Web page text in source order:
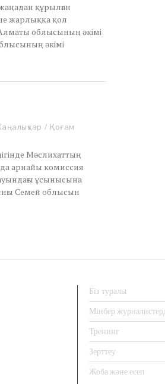
құрылған
жарлыққа қол
облысының әкімі
әкімі
/ Қоғам
Мәслихаттың
арнайы комиссия
ұсынысына
Семей облысын
Біз туралы
Мінбер
Тренинг
Зерттеу
Жоба және есеп